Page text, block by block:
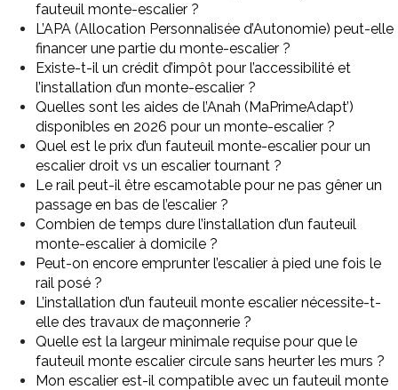
fauteuil monte-escalier ?
L’APA (Allocation Personnalisée d’Autonomie) peut-elle
financer une partie du monte-escalier ?
Existe-t-il un crédit d’impôt pour l’accessibilité et
l’installation d’un monte-escalier ?
Quelles sont les aides de l’Anah (MaPrimeAdapt’)
disponibles en 2026 pour un monte-escalier ?
Quel est le prix d’un fauteuil monte-escalier pour un
escalier droit vs un escalier tournant ?
Le rail peut-il être escamotable pour ne pas gêner un
passage en bas de l’escalier ?
Combien de temps dure l’installation d’un fauteuil
monte-escalier à domicile ?
Peut-on encore emprunter l’escalier à pied une fois le
rail posé ?
L’installation d’un fauteuil monte escalier nécessite-t-
elle des travaux de maçonnerie ?
Quelle est la largeur minimale requise pour que le
fauteuil monte escalier circule sans heurter les murs ?
Mon escalier est-il compatible avec un fauteuil monte